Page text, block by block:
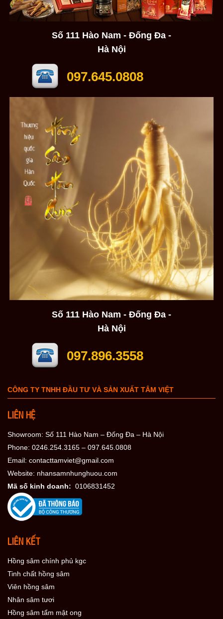
Số 111 Hào Nam - Đống Đa -
Hà Nội
097.645.0808
Số 111 Hào Nam - Đống Đa -
Hà Nội
097.896.3558
CÔNG TY TNHH ĐẦU TƯ VÀ SẢN XUẤT TÂM VIỆT
LIÊN HỆ
Showroom: Số 111 Hào Nam – Đống Đa – Hà Nội
Phone: 0246.254.3165 – 097.645.0808
Email: contacttamviet@gmail.com
Website: nhansamnhunghuou.com
Mã số kinh doanh: 0106831452
LIÊN KẾT
Hồng sâm chính phủ kgc
Tinh chất hồng sâm
Viên hồng sâm
Nhân sâm tươi
Hồng sâm tẩm mật ong